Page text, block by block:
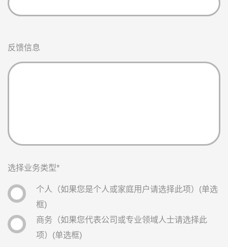
反馈信息
选择业务类型*
个人（如果您是个人或家庭用户请选择此项） (单选
框)
商务（如果您代表公司或专业领域人士请选择此
项） (单选框)